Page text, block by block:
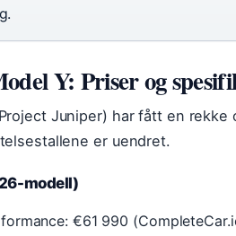
Y: Priser og
Juniper) har fått en rekke
er uendret.
modell)
€61 990